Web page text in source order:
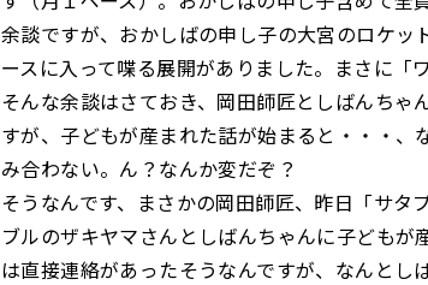
余談ですが、おかしばの申し子の大宮のロケ
ースに入って喋る展開がありました。まさに「
そんな余談はさておき、岡田師匠としばんちゃ
すが、子どもが産まれた話が始まると・・・
み合わない。ん？なんか変だぞ？
そうなんです、まさかの岡田師匠、昨日「サタ
ブルのザキヤマさんとしばんちゃんに子どもが
は直接連絡があったそうなんですが、なんとし